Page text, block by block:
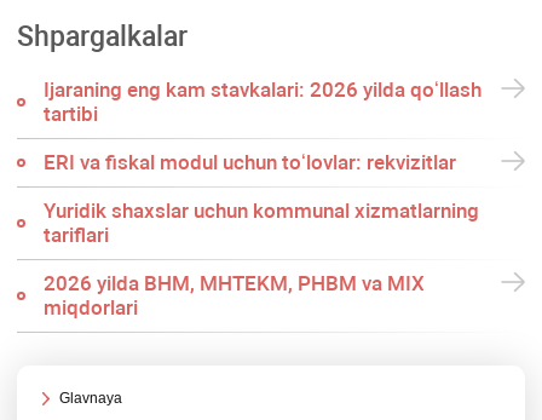
Shpargalkalar
Ijaraning eng kam stavkalari: 2026 yilda qoʻllash
tartibi
ERI va fiskal modul uchun toʻlovlar: rekvizitlar
Yuridik shaхslar uchun kommunal хizmatlarning
tariflari
2026 yilda BHM, MHTEKM, PHBM va MIX
miqdorlari
Glavnaya